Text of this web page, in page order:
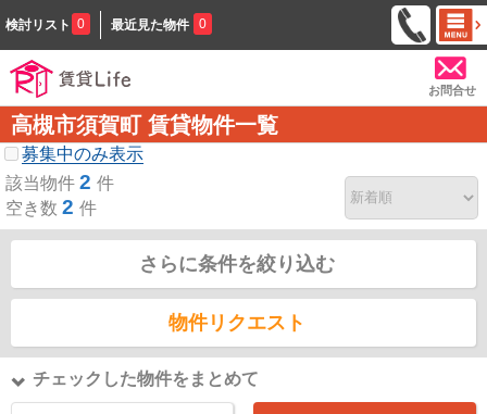
検討リスト 0 最近見た物件 0
お問合せ
高槻市須賀町 賃貸物件一覧
募集中のみ表示
該当物件 2 件
空き数 2 件
さらに条件を絞り込む
物件リクエスト
チェックした物件をまとめて